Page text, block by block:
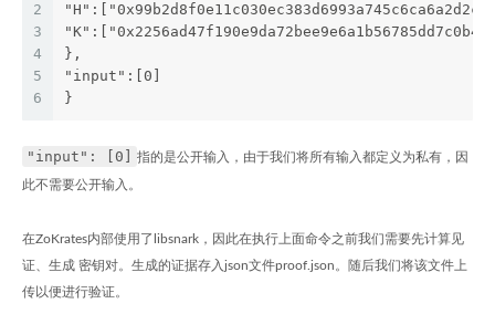
2
3
4
5
6
},
"input":[0]
}
"input": [0] 指的是公开输入，由于我们将所有输入都定义为私有，因
此不需要公开输入。
在ZoKrates内部使用了libsnark，因此在执行上面命令之前我们需要先计算见
证、生成 密钥对。生成的证据存入json文件proof.json。随后我们将该文件上
传以便进行验证。